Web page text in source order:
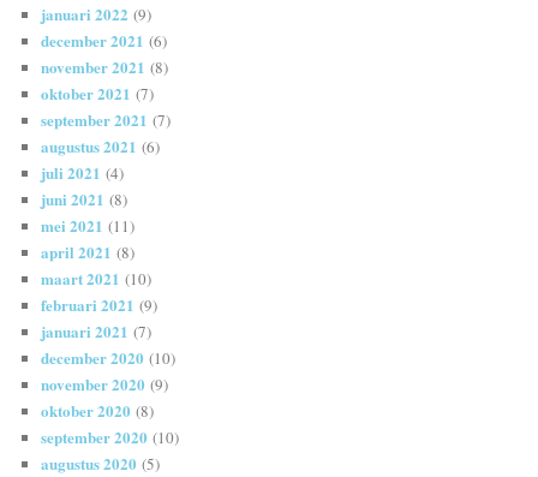
januari 2022 (9)
december 2021 (6)
november 2021 (8)
oktober 2021 (7)
september 2021 (7)
augustus 2021 (6)
juli 2021 (4)
juni 2021 (8)
mei 2021 (11)
april 2021 (8)
maart 2021 (10)
februari 2021 (9)
januari 2021 (7)
december 2020 (10)
november 2020 (9)
oktober 2020 (8)
september 2020 (10)
augustus 2020 (5)